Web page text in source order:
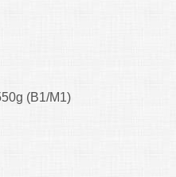
(B1/M1)